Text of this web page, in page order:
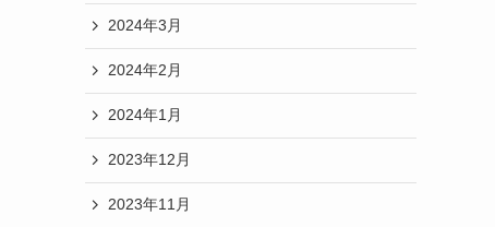
2024年3月
2024年2月
2024年1月
2023年12月
2023年11月